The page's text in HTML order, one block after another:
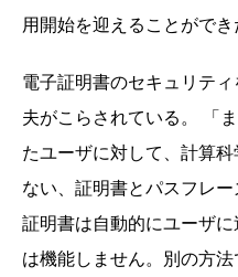
用開始を迎えることができ
電子証明書のセキュリテ
夫がこらされている。 「
たユーザに対して、計算
ない、証明書とパスフレ
証明書は自動的にユーザ
は機能しません。別の方